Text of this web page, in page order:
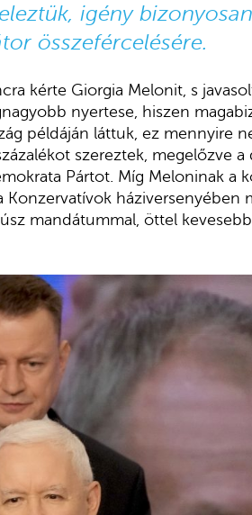
igény
összefércelésére.
kérte Giorgia Melonit, s
nyertese, hiszen
példáján láttuk, ez mennyire
szereztek, megelőzve
Pártot. Míg Meloninak a
Konzervatívok háziversenyében
mandátummal, öttel